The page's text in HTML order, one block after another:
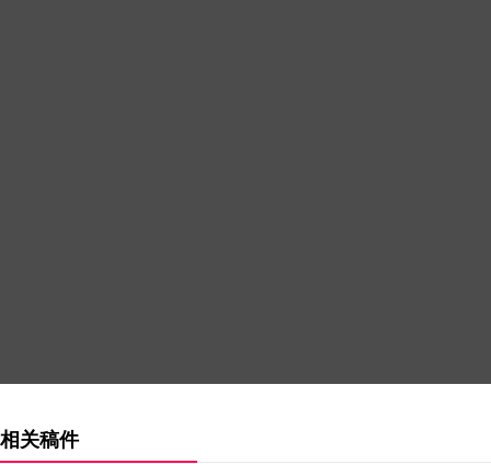
相关稿件